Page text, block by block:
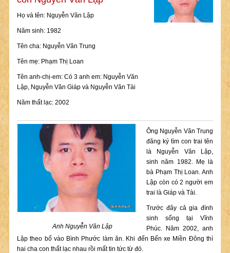
Họ và tên: Nguyễn Văn Lập
Năm sinh: 1982
Tên cha: Nguyễn Văn Trung
Tên mẹ: Phạm Thị Loan
Tên anh-chị-em: Có 3 anh em: Nguyễn Văn
Lập, Nguyễn Văn Giáp và Nguyễn Văn Tài
Năm thất lạc: 2002
Anh Nguyễn Văn Lập
Ông Nguyễn Văn Trung
đăng ký tìm con trai tên
là Nguyễn Văn Lập,
sinh năm 1982. Mẹ là
bà Phạm Thị Loan. Anh
Lập còn có 2 người em
trai là Giáp và Tài.
Trước đây cả gia đình
sinh sống tại Vĩnh
Phúc. Năm 2002, anh
Lập theo bố vào Bình Phước làm ăn. Khi đến Bến xe Miền Đông thì
hai cha con thất lạc nhau rồi mất tin tức từ đó.